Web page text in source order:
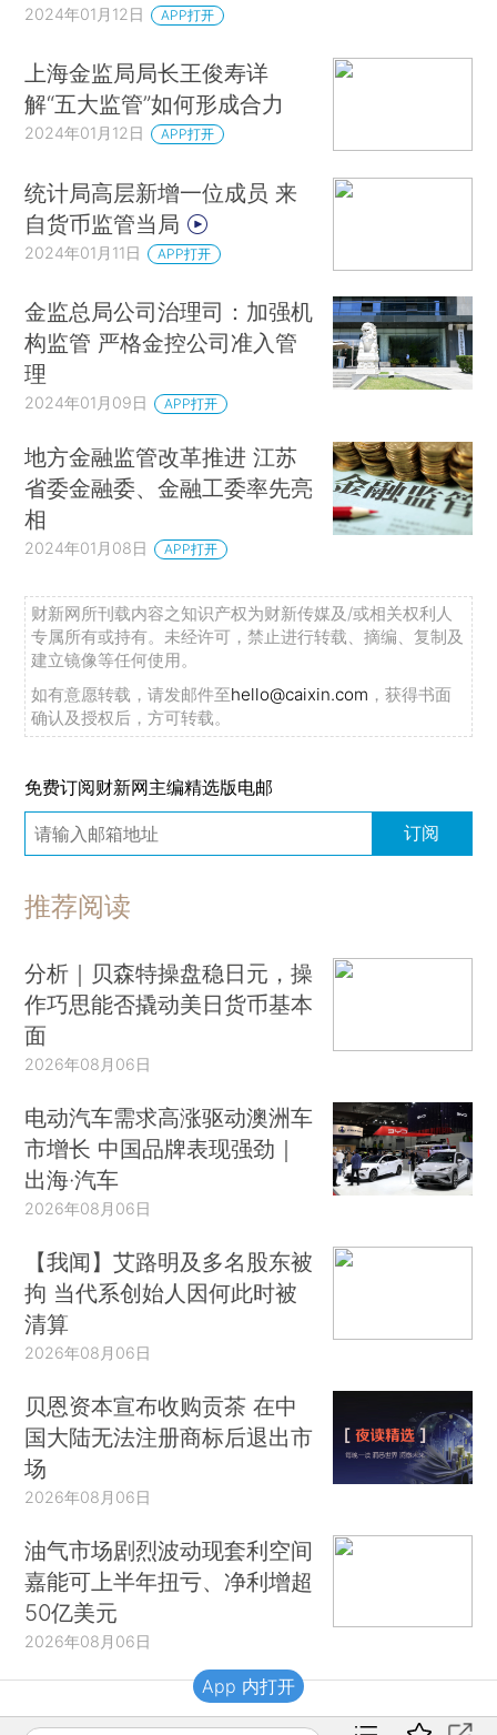
2024年01月12日 APP打开
上海金监局局长王俊寿详
解“五大监管”如何形成合力
2024年01月12日 APP打开
统计局高层新增一位成员 来
自货币监管当局
2024年01月11日 APP打开
金监总局公司治理司：加强机
构监管 严格金控公司准入管
理
2024年01月09日 APP打开
地方金融监管改革推进 江苏
省委金融委、金融工委率先亮
相
2024年01月08日 APP打开
财新网所刊载内容之知识产权为财新传媒及/或相关权利人
专属所有或持有。未经许可，禁止进行转载、摘编、复制及
建立镜像等任何使用。
如有意愿转载，请发邮件至hello@caixin.com ，获得书面
确认及授权后，方可转载。
免费订阅财新网主编精选版电邮
订阅
推荐阅读
分析｜贝森特操盘稳日元，操
作巧思能否撬动美日货币基本
面
2026年08月06日
电动汽车需求高涨驱动澳洲车
市增长 中国品牌表现强劲｜
出海·汽车
2026年08月06日
【我闻】艾路明及多名股东被
拘 当代系创始人因何此时被
清算
2026年08月06日
贝恩资本宣布收购贡茶 在中
国大陆无法注册商标后退出市
场
2026年08月06日
油气市场剧烈波动现套利空间
嘉能可上半年扭亏、净利增超
50亿美元
2026年08月06日
App 内打开